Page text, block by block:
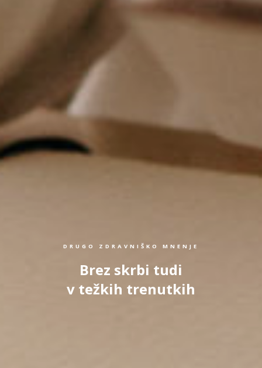
DRUGO ZDRAVNIŠKO MNENJE
Brez skrbi tudi
v težkih trenutkih